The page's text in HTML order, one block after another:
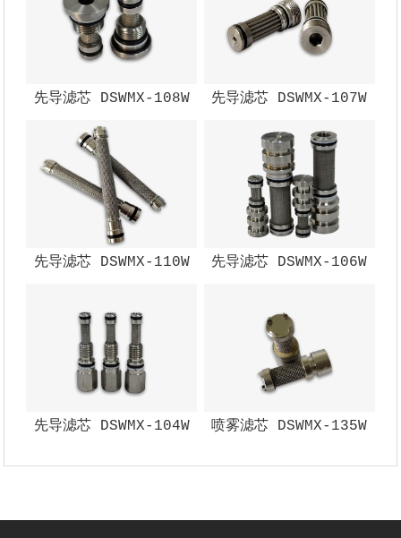
先导滤芯 DSWMX-108W 先导滤芯 DSWMX-107W
先导滤芯 DSWMX-110W 先导滤芯 DSWMX-106W
先导滤芯 DSWMX-104W 喷雾滤芯 DSWMX-135W